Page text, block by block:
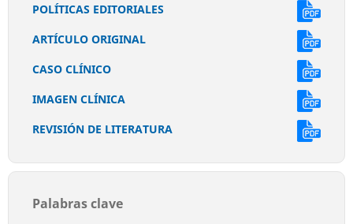
POLÍTICAS EDITORIALES
ARTÍCULO ORIGINAL
CASO CLÍNICO
IMAGEN CLÍNICA
REVISIÓN DE LITERATURA
Palabras clave